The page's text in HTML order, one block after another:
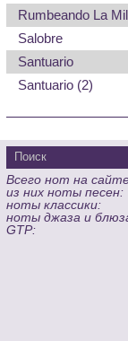
Rumbeando La
Salobre
Santuario
Santuario (2)
Всего нот на
из них ноты песен:
ноты классики:
ноты джаза и
GTP: